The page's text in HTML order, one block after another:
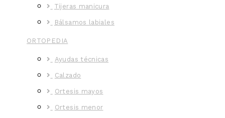
Tijeras manicura
Bálsamos labiales
ORTOPEDIA
Ayudas técnicas
Calzado
Ortesis mayos
Ortesis menor